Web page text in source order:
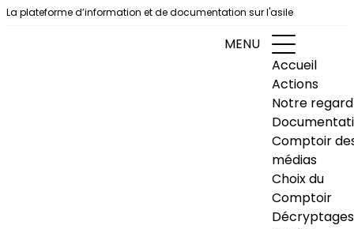
Aller au contenu
La plateforme d’information et de documentation sur l'asile
MENU
Accueil
Actions
Notre regard
Comptoir
médias
Choix du
Comptoir
Décryptages